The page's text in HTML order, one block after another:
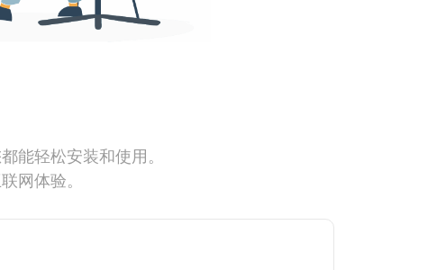
能轻松安装和使用。
网体验。